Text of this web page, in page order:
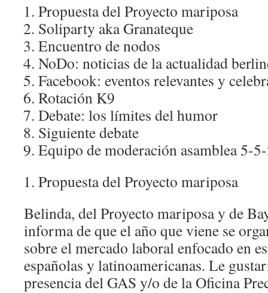
Propuesta del Proyecto mariposa
Soliparty aka Granateque
Encuentro de nodos
NoDo: noticias de la actualidad
Facebook: eventos relevantes y
Rotación K9
Debate: los límites del humor
Siguiente debate
Equipo de moderación asamblea 5-
Propuesta del Proyecto mariposa
Belinda, del Proyecto mariposa y de
informa de que el año que viene se
sobre el mercado laboral enfocado en
españolas y latinoamericanas. Le
presencia del GAS y/o de la Oficina